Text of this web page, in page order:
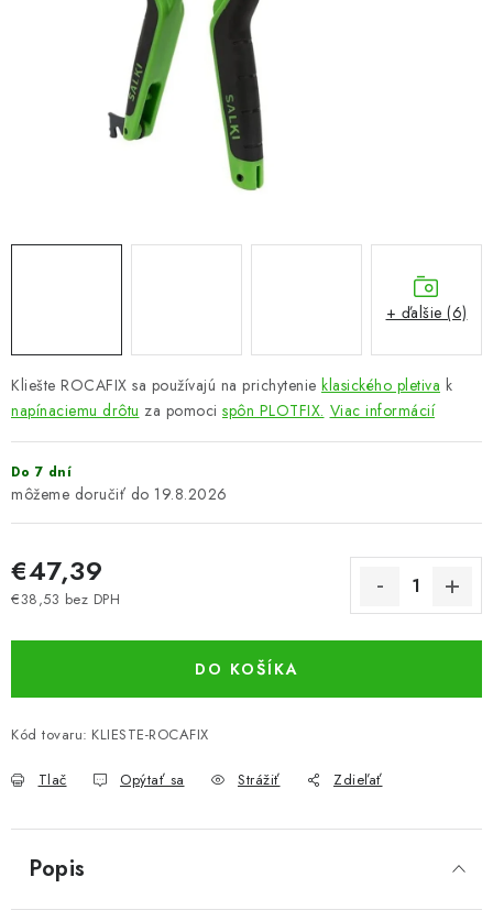
BETÓNOVÉ PLOTY
AKCIA - MIERNE POŠKODENÝ TOVAR
Kliešte ROCAFIX sa používajú na prichytenie klasického pletiva k
napínaciemu drôtu za pomoci spôn PLOTFIX. Viac informácií
Do 7 dní
19.8.2026
€47,39
€38,53 bez DPH
DO KOŠÍKA
Kód tovaru: KLIESTE-ROCAFIX
Tlač Opýtať sa Strážiť Zdieľať
+ ďalšie (6)
Popis